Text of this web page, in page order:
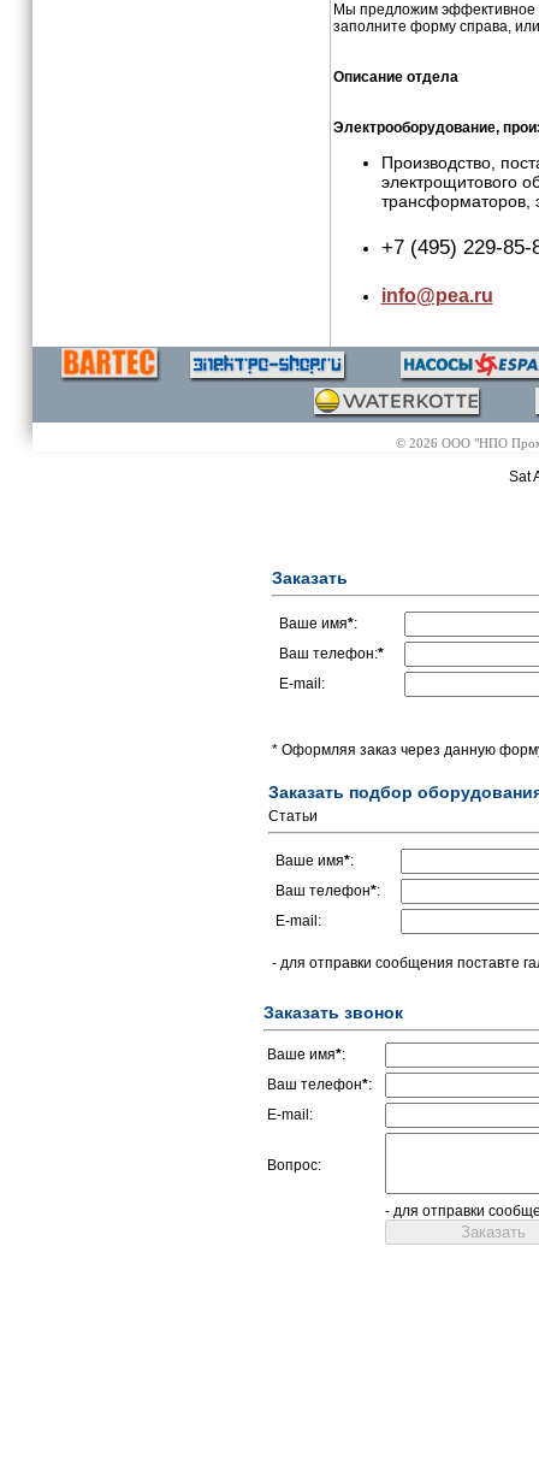
Мы предложим эффективное
заполните форму справа,
Описание отдела
Электрооборудование,
Производство,
электрощитового
трансформаторов,
+7 (495) 229-85-
info@pea.ru
© 2026 ООО "НПО
Sat
Заказать
Ваше имя*:
Ваш телефон:*
E-mail:
* Оформляя заказ через данную
Заказать подбор
Статьи
Ваше имя*:
Ваш телефон*:
E-mail:
- для отправки сообщения поставте
Заказать звонок
Ваше имя*:
Ваш телефон*:
E-mail:
Вопрос:
- для отправки